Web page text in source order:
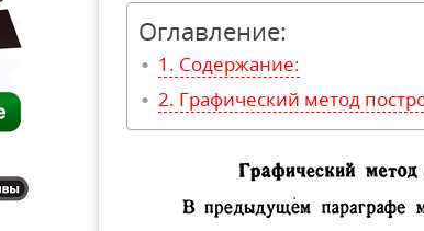
Оглавление:
Содержание:
Графический метод